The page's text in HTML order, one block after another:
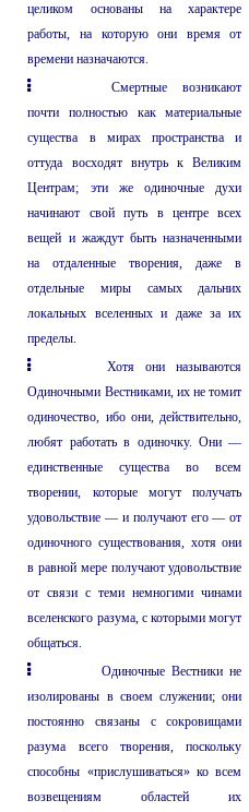
целиком основаны на характере
работы, на которую они время от
времени назначаются.
Смертные возникают
почти полностью как материальные
существа в мирах пространства и
оттуда восходят внутрь к Великим
Центрам; эти же одиночные духи
начинают свой путь в центре всех
вещей и жаждут быть назначенными
на отдаленные творения, даже в
отдельные миры самых дальних
локальных вселенных и даже за их
пределы.
Хотя они называются
Одиночными Вестниками, их не томит
одиночество, ибо они, действительно,
любят работать в одиночку. Они —
единственные существа во всем
творении, которые могут получать
удовольствие — и получают его — от
одиночного существования, хотя они
в равной мере получают удовольствие
от связи с теми немногими чинами
вселенского разума, с которыми могут
общаться.
Одиночные Вестники не
изолированы в своем служении; они
постоянно связаны с сокровищами
разума всего творения, поскольку
способны «прислушиваться» ко всем
возвещениям областей их